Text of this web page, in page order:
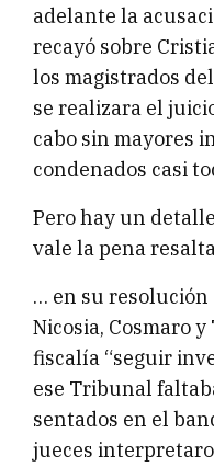
adelante la
recayó sobre
los magistrados
se realizara el
cabo sin mayores
condenados casi
Pero hay un
vale la pena
… en su resolución
Nicosia, Cosmaro
fiscalía “seguir
ese Tribunal
sentados en el
jueces